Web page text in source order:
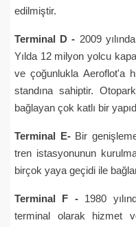
edilmiştir.
Terminal D - 2009
Yılda 12 milyon yolcu
ve çoğunlukla Aeroflot'a
standına sahiptir.
bağlayan çok katlı bir
Terminal E-Bir
tren istasyonunun
birçok yaya geçidi ile
Terminal F -1980
terminal olarak hizmet